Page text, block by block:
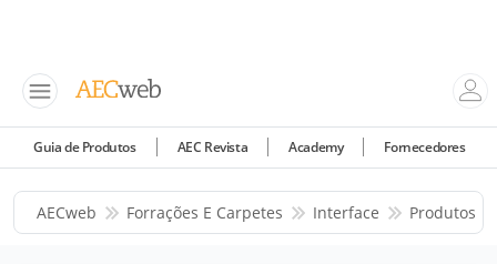
Guia de Produtos AEC Revista Academy Fornecedores
AECweb Forrações E Carpetes Interface Produtos